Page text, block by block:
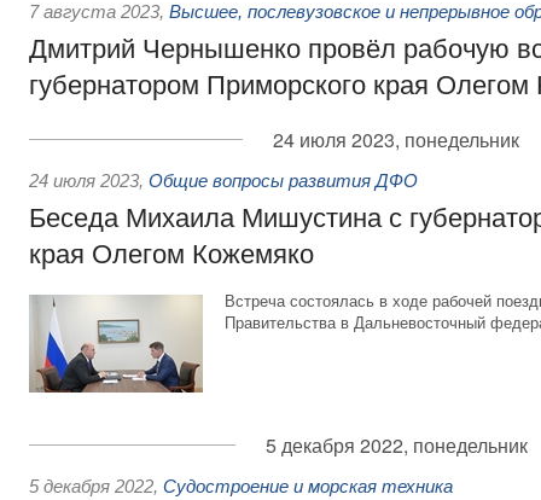
7 августа 2023, Высшее, послевузовское и непрерывное
Дмитрий Чернышенко провёл рабочую
губернатором Приморского края
24 июля 2023, понедельник
24 июля 2023, Общие вопросы развития ДФО
Беседа Михаила Мишустина с
края Олегом Кожемяко
Встреча состоялась в ходе рабочей
Правительства в Дальневосточный
5 декабря 2022, понедельник
5 декабря 2022, Судостроение и морская техника